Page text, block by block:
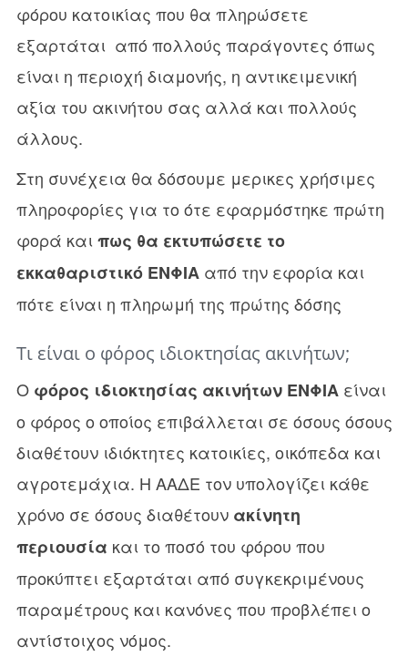
φόρου κατοικίας που θα πληρώσετε
εξαρτάται από πολλούς παράγοντες όπως
είναι η περιοχή διαμονής, η αντικειμενική
αξία του ακινήτου σας αλλά και πολλούς
άλλους.
Στη συνέχεια θα δόσουμε μερικες χρήσιμες
πληροφορίες για το ότε εφαρμόστηκε πρώτη
φορά και πως θα εκτυπώσετε το
εκκαθαριστικό ΕΝΦΙΑ από την εφορία και
πότε είναι η πληρωμή της πρώτης δόσης
Τι είναι ο φόρος ιδιοκτησίας ακινήτων;
Ο φόρος ιδιοκτησίας ακινήτων ΕΝΦΙΑείναι
ο φόρος ο οποίος επιβάλλεται σε όσους όσους
διαθέτουν ιδιόκτητες κατοικίες, οικόπεδα και
αγροτεμάχια. Η ΑΑΔΕ τον υπολογίζει κάθε
χρόνο σε όσους διαθέτουν ακίνητη
περιουσία και το ποσό του φόρου που
προκύπτει εξαρτάται από συγκεκριμένους
παραμέτρους και κανόνες που προβλέπει ο
αντίστοιχος νόμος.